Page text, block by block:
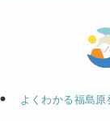
よくわかる福島原